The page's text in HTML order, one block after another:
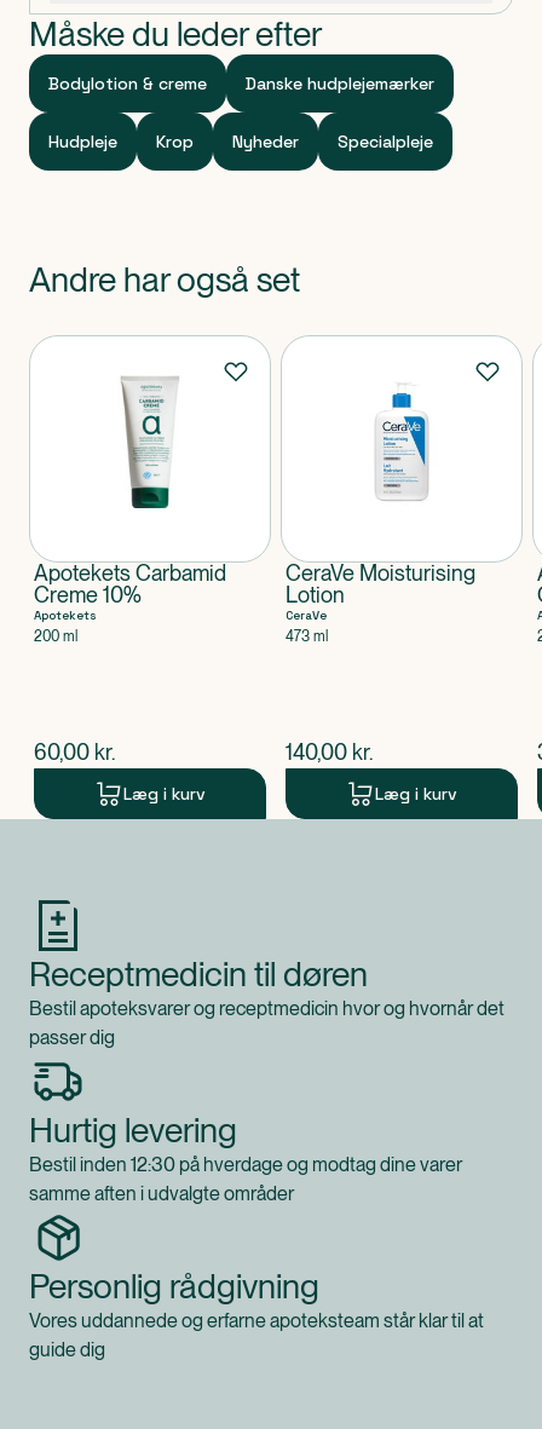
Måske du leder efter
Bodylotion & creme Danske hudplejemærker
Hudpleje Krop Nyheder Specialpleje
Andre har også set
Produkter
Apotekets Carbamid
Creme 10%
Apotekets
200 ml
$nuværende pris
60,00 kr.
Læg i kurv
CeraVe Moisturising
Lotion
CeraVe
473 ml
$nuværende pris
140,00 kr.
Læg i kurv
Receptmedicin til døren
Bestil apoteksvarer og receptmedicin hvor og hvornår det
passer dig
Hurtig levering
Bestil inden 12:30 på hverdage og modtag dine varer
samme aften i udvalgte områder
Personlig rådgivning
Vores uddannede og erfarne apoteksteam står klar til at
guide dig